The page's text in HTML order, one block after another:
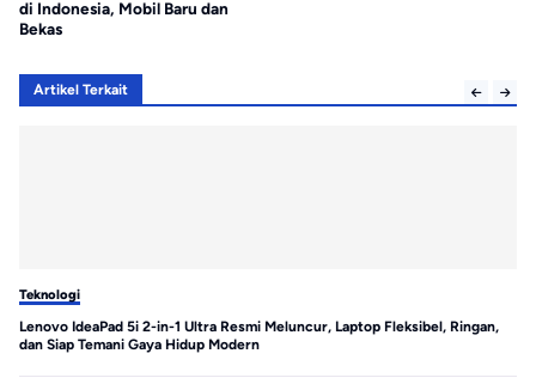
di Indonesia, Mobil Baru dan
Bekas
Artikel Terkait
Teknologi
Lenovo IdeaPad 5i 2-in-1 Ultra Resmi Meluncur, Laptop Fleksibel, Ringan,
dan Siap Temani Gaya Hidup Modern